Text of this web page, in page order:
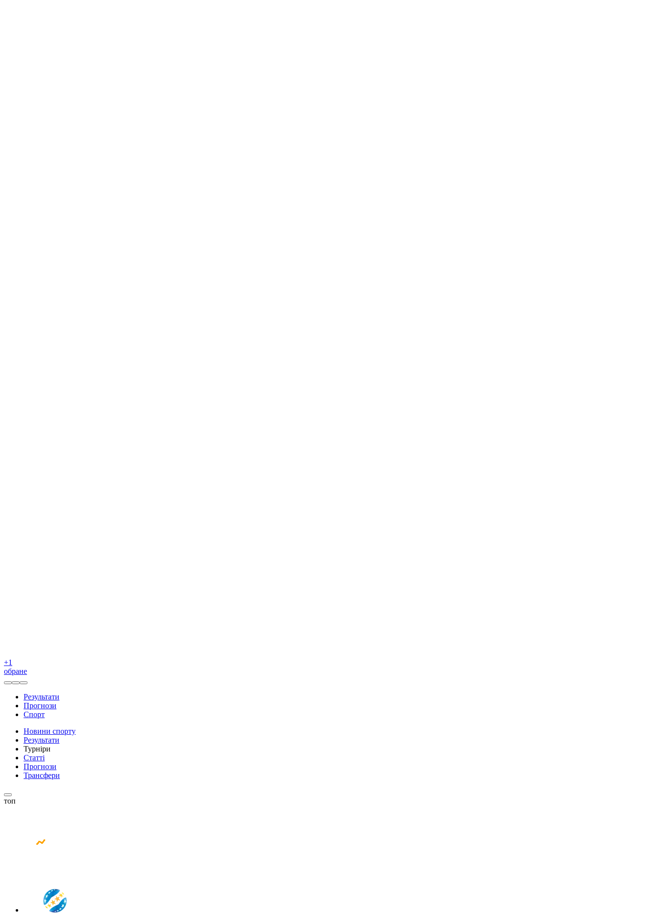
+1
обране
Результати
Прогнози
Спорт
Новини спорту
Результати
Турніри
Статті
Прогнози
Трансфери
топ